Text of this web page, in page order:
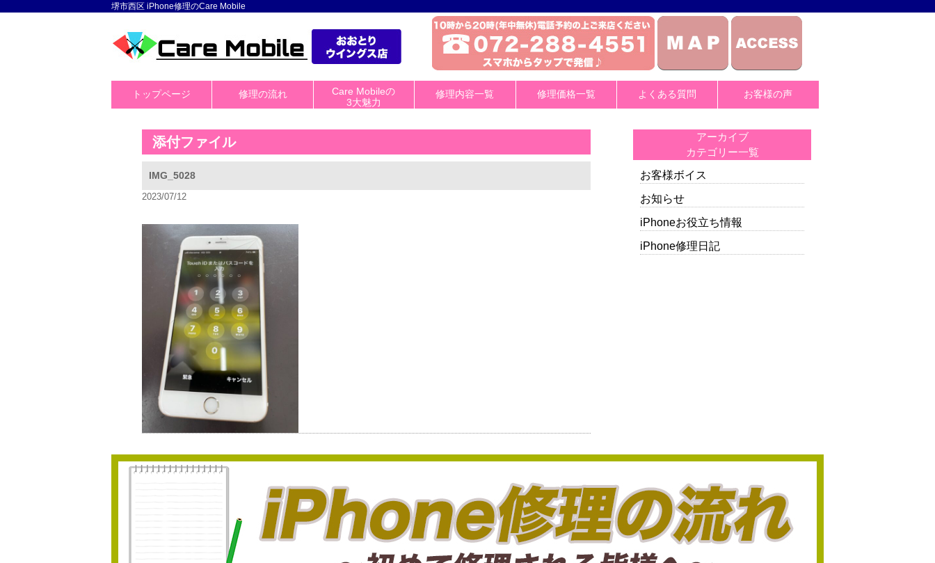
堺市西区 iPhone修理のCare Mobile
トップページ 修理の流れ
Care Mobileの
3大魅力
修理内容一覧 修理価格一覧 よくある質問 お客様の声
添付ファイル
IMG_5028
2023/07/12
アーカイブ
カテゴリー一覧
お客様ボイス
お知らせ
iPhoneお役立ち情報
iPhone修理日記